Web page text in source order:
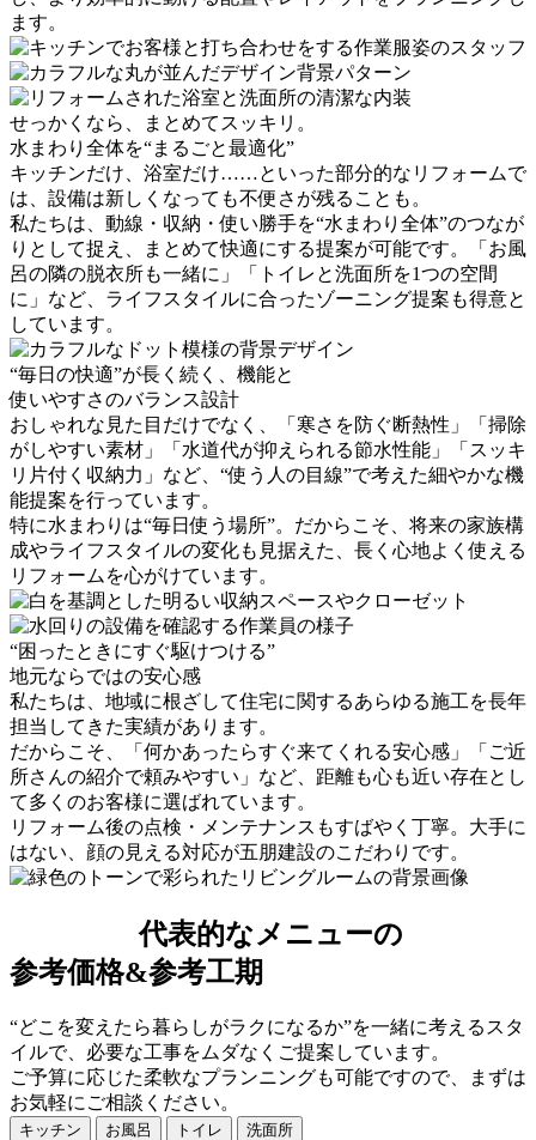
ます。
せっかくなら、まとめてスッキリ。
水まわり全体を“まるごと最適化”
キッチンだけ、浴室だけ……といった部分的なリフォームで
は、設備は新しくなっても不便さが残ることも。
私たちは、動線・収納・使い勝手を“水まわり全体”のつなが
りとして捉え、まとめて快適にする提案が可能です。「お風
呂の隣の脱衣所も一緒に」「トイレと洗面所を1つの空間
に」など、ライフスタイルに合ったゾーニング提案も得意と
しています。
“毎日の快適”が長く続く、機能と
使いやすさのバランス設計
おしゃれな見た目だけでなく、「寒さを防ぐ断熱性」「掃除
がしやすい素材」「水道代が抑えられる節水性能」「スッキ
リ片付く収納力」など、“使う人の目線”で考えた細やかな機
能提案を行っています。
特に水まわりは“毎日使う場所”。だからこそ、将来の家族構
成やライフスタイルの変化も見据えた、長く心地よく使える
リフォームを心がけています。
“困ったときにすぐ駆けつける”
地元ならではの安心感
私たちは、地域に根ざして住宅に関するあらゆる施工を長年
担当してきた実績があります。
だからこそ、「何かあったらすぐ来てくれる安心感」「ご近
所さんの紹介で頼みやすい」など、距離も心も近い存在とし
て多くのお客様に選ばれています。
リフォーム後の点検・メンテナンスもすばやく丁寧。大手に
はない、顔の見える対応が五朋建設のこだわりです。
代表的なメニューの
参考価格&参考工期
“どこを変えたら暮らしがラクになるか”を一緒に考えるスタ
イルで、必要な工事をムダなくご提案しています。
ご予算に応じた柔軟なプランニングも可能ですので、まずは
お気軽にご相談ください。
キッチン お風呂 トイレ 洗面所